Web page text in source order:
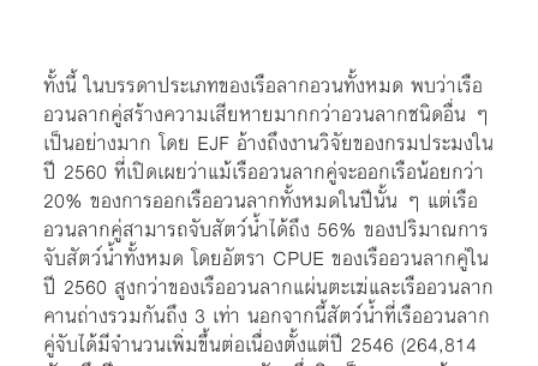
ทั้งนี้ ในบรรดาประเภทของเรือลากอวนทั้งหมด พบว่าเรือ
อวนลากคู่สร้างความเสียหายมากกว่าอวนลากชนิดอื่น ๆ
เป็นอย่างมาก โดย EJF อ้างถึงงานวิจัยของกรมประมงใน
ปี 2560 ที่เปิดเผยว่าแม้เรืออวนลากคู่จะออกเรือน้อยกว่า
20% ของการออกเรืออวนลากทั้งหมดในปีนั้น ๆ แต่เรือ
อวนลากคู่สามารถจับสัตว์น้ำได้ถึง 56% ของปริมาณการ
จับสัตว์น้ำทั้งหมด โดยอัตรา CPUE ของเรืออวนลากคู่ใน
ปี 2560 สูงกว่าของเรืออวนลากแผ่นตะเฆ่และเรืออวนลาก
คานถ่างรวมกันถึง 3 เท่า นอกจากนี้สัตว์น้ำที่เรืออวนลาก
คู่จับได้มีจำนวนเพิ่มขึ้นต่อเนื่องตั้งแต่ปี 2546 (264,814